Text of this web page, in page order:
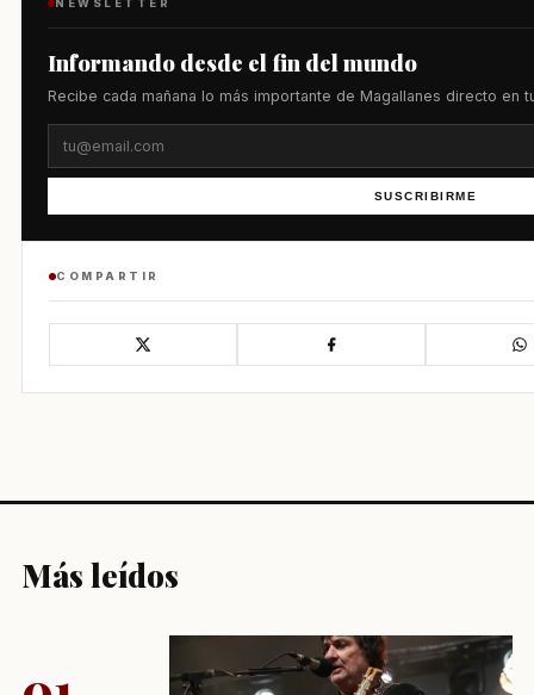
NEWSLETTER
Informando desde el fin del mundo
Recibe cada mañana lo más importante de Magallanes directo en
SUSCRIBIRME
COMPARTIR
Más leídos